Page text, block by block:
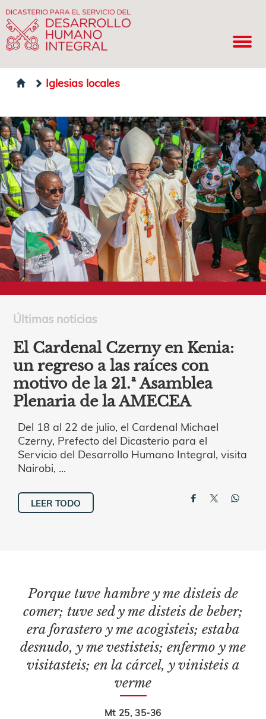
Iglesias locales
Últimas noticias
El Cardenal Czerny en Kenia:
un regreso a las raíces con
motivo de la 21.ª Asamblea
Plenaria de la AMECEA
Del 18 al 22 de julio, el Cardenal Michael
Czerny, Prefecto del Dicasterio para el
Servicio del Desarrollo Humano Integral, visita
Nairobi, ...
LEER TODO
Porque tuve hambre y me disteis de
comer; tuve sed y me disteis de beber;
era forastero y me acogisteis; estaba
desnudo, y me vestisteis; enfermo y me
visitasteis; en la cárcel, y vinisteis a
verme
Mt 25, 35-36